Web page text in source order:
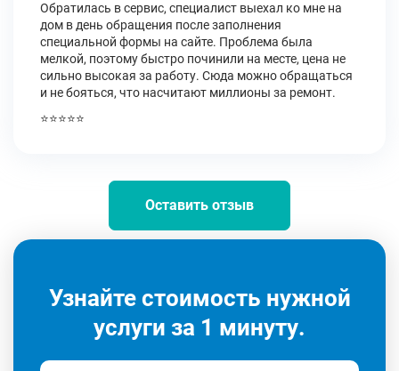
Обратилась в сервис, специалист выехал ко мне на
дом в день обращения после заполнения
специальной формы на сайте. Проблема была
мелкой, поэтому быстро починили на месте, цена не
сильно высокая за работу. Сюда можно обращаться
и не бояться, что насчитают миллионы за ремонт.
⭐⭐⭐⭐⭐
Оставить отзыв
Узнайте стоимость нужной
услуги за 1 минуту.